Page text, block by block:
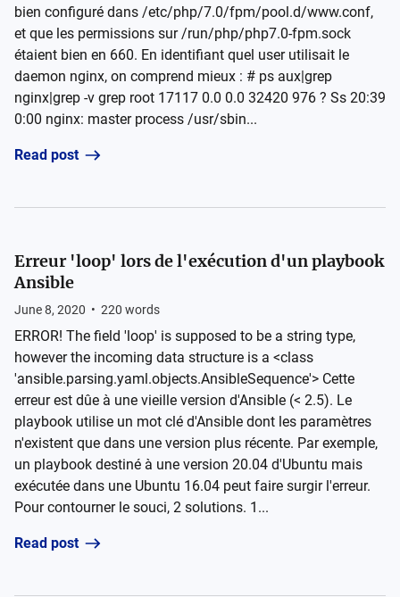
bien configuré dans /etc/php/7.0/fpm/pool.d/www.conf,
et que les permissions sur /run/php/php7.0-fpm.sock
étaient bien en 660. En identifiant quel user utilisait le
daemon nginx, on comprend mieux : # ps aux|grep
nginx|grep -v grep root 17117 0.0 0.0 32420 976 ? Ss 20:39
0:00 nginx: master process /usr/sbin...
Read post
Erreur 'loop' lors de l'exécution d'un playbook
Ansible
June 8, 2020 • 220 words
ERROR! The field 'loop' is supposed to be a string type,
however the incoming data structure is a <class
'ansible.parsing.yaml.objects.AnsibleSequence'> Cette
erreur est dûe à une vieille version d'Ansible (< 2.5). Le
playbook utilise un mot clé d'Ansible dont les paramètres
n'existent que dans une version plus récente. Par exemple,
un playbook destiné à une version 20.04 d'Ubuntu mais
exécutée dans une Ubuntu 16.04 peut faire surgir l'erreur.
Pour contourner le souci, 2 solutions. 1...
Read post